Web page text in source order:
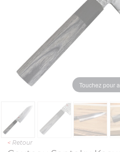
Touchez pour
< Retour